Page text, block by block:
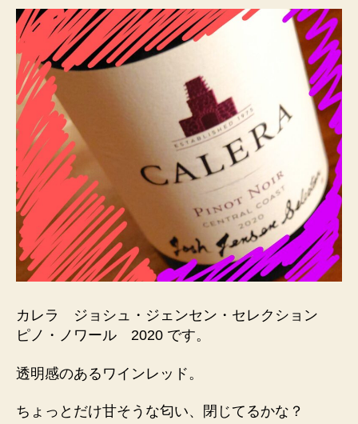
カレラ ジョシュ・ジェンセン・セレクション
ピノ・ノワール 2020 です。
透明感のあるワインレッド。
ちょっとだけ甘そうな匂い、閉じてるかな？